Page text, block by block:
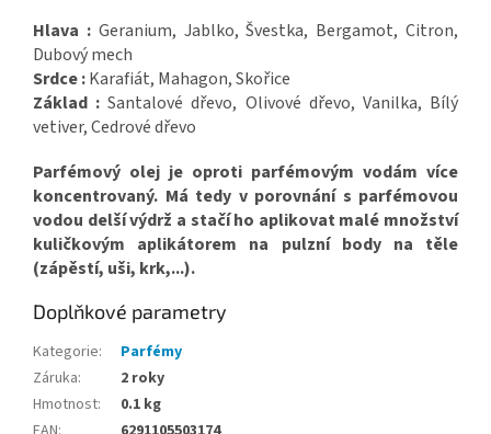
Hlava :Geranium, Jablko, Švestka, Bergamot, Citron,
Dubový mech
Srdce :Karafiát, Mahagon, Skořice
Základ : Santalové dřevo, Olivové dřevo, Vanilka, Bílý
vetiver, Cedrové dřevo
Parfémový olej je oproti parfémovým vodám více
koncentrovaný. Má tedy v porovnání s parfémovou
vodou delší výdrž a stačí ho aplikovat malé množství
kuličkovým aplikátorem na pulzní body na těle
(zápěstí, uši, krk,...).
Doplňkové parametry
Kategorie:
Parfémy
Záruka:
2 roky
Hmotnost:
0.1 kg